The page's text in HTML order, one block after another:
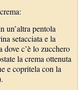
un’altra pentola
setacciata e la
c’è lo zucchero
la crema ottenuta
e copritela con la